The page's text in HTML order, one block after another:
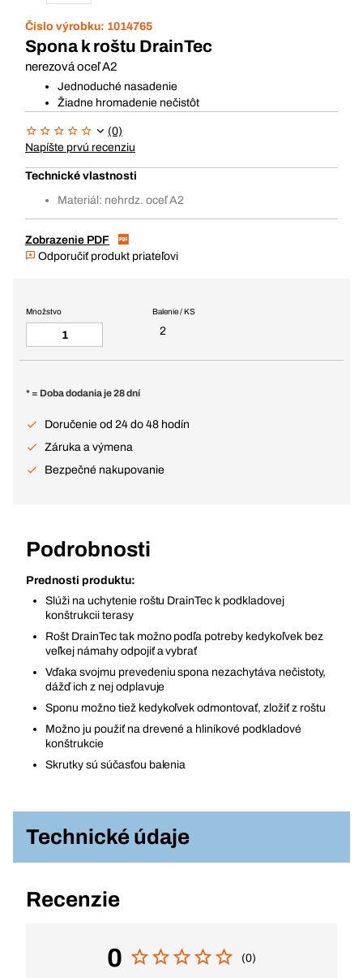
Číslo výrobku: 1014765
Spona k roštu DrainTec
nerezová oceľ A2
Jednoduché nasadenie
Žiadne hromadenie nečistôt
(0)
Napíšte prvú recenziu
Technické vlastnosti
Materiál: nehrdz. oceľ A2
Zobrazenie PDF
Odporučiť produkt priateľovi
Balenie / KS
2
Množstvo
* = Doba dodania je 28 dní
Doručenie od 24 do 48 hodín
Záruka a výmena
Bezpečné nakupovanie
Podrobnosti
Prednosti produktu:
Slúži na uchytenie roštu DrainTec k podkladovej
konštrukcii terasy
Rošt DrainTec tak možno podľa potreby kedykoľvek bez
veľkej námahy odpojiť a vybrať
Vďaka svojmu prevedeniu spona nezachytáva nečistoty,
dážď ich z nej odplavuje
Sponu možno tiež kedykoľvek odmontovať, zložiť z roštu
Možno ju použiť na drevené a hliníkové podkladové
konštrukcie
Skrutky sú súčasťou balenia
Technické údaje
Recenzie
0 (0)